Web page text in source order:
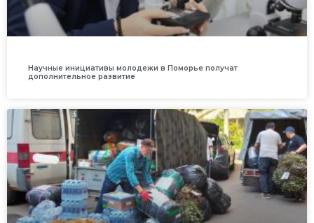
Научные инициативы молодежи в Поморье получат
дополнительное развитие